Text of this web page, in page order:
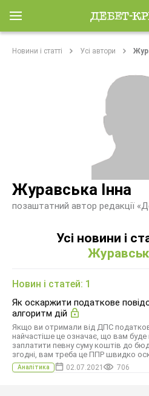
Новини і статті Усі автори
Журавська Інна
позаштатний автор редакції
Усі новини і
Новин і статей: 1
Як оскаржити податкове
алгоритм дій
Якщо ви отримали від ДПС
найчастіше це означає, що вам буде
заплатити певну суму коштів до
згодні, вам треба це ППР швидко
Аналітика 02.07.2021 706